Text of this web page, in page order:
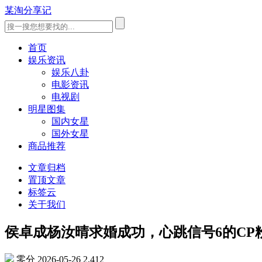
某淘分享记
首页
娱乐资讯
娱乐八卦
电影资讯
电视剧
明星图集
国内女星
国外女星
商品推荐
文章归档
置顶文章
标签云
关于我们
侯卓成杨汝晴求婚成功，心跳信号6的CP
零分 2026-05-26 2,412